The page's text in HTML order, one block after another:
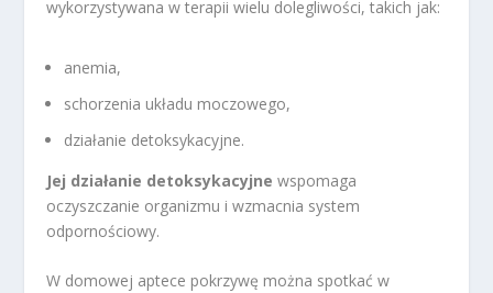
wykorzystywana w terapii wielu dolegliwości, takich jak:
anemia,
schorzenia układu moczowego,
działanie detoksykacyjne.
Jej działanie detoksykacyjne wspomaga
oczyszczanie organizmu i wzmacnia system
odpornościowy.
W domowej aptece pokrzywę można spotkać w